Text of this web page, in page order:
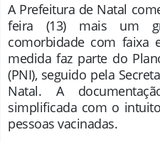
A Prefeitura de Natal
feira (13) mais um
comorbidade com faixa
medida faz parte do
(PNI), seguido pela
Natal. A
simplificada com o
pessoas vacinadas.